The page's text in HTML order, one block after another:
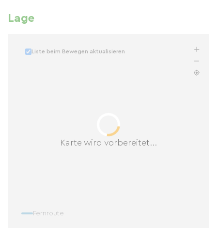
Lage
Karte wird vorbereitet...
Liste beim Bewegen aktualisieren
Fernroute